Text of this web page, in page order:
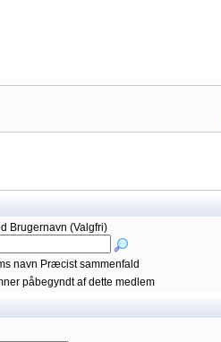
Brugernavn (Valgfri)
navn Præcist sammenfald
påbegyndt af dette medlem